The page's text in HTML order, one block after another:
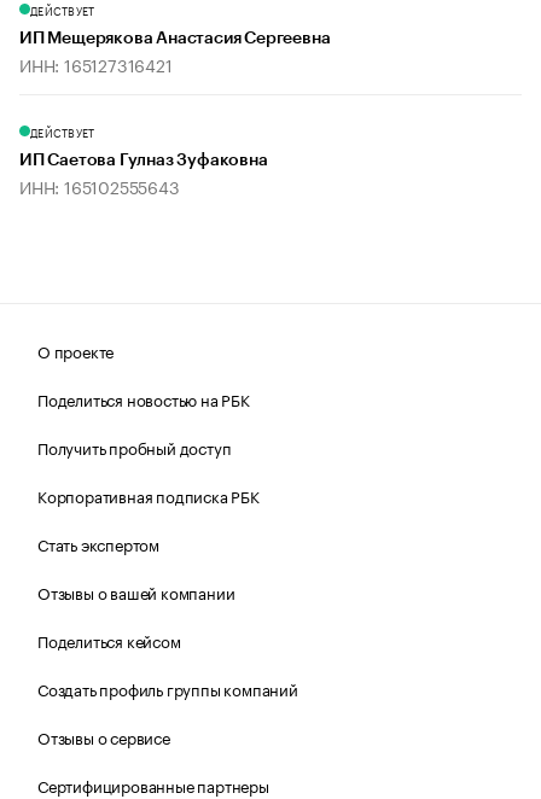
ДЕЙСТВУЕТ
ИП Мещерякова Анастасия Сергеевна
ИНН: 165127316421
ДЕЙСТВУЕТ
ИП Саетова Гулназ Зуфаковна
ИНН: 165102555643
О проекте
Поделиться новостью на РБК
Получить пробный доступ
Корпоративная подписка РБК
Стать экспертом
Отзывы о вашей компании
Поделиться кейсом
Создать профиль группы компаний
Отзывы о сервисе
Сертифицированные партнеры